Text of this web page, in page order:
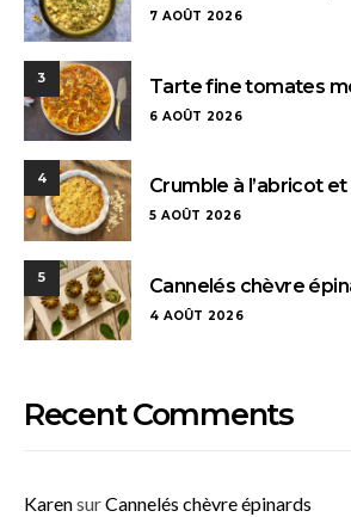
7 AOÛT 2026
3 Tarte fine tomates
6 AOÛT 2026
4 Crumble à l’abricot et
5 AOÛT 2026
5 Cannelés chèvre
4 AOÛT 2026
Recent Comments
KarensurCannelés chèvre épinards